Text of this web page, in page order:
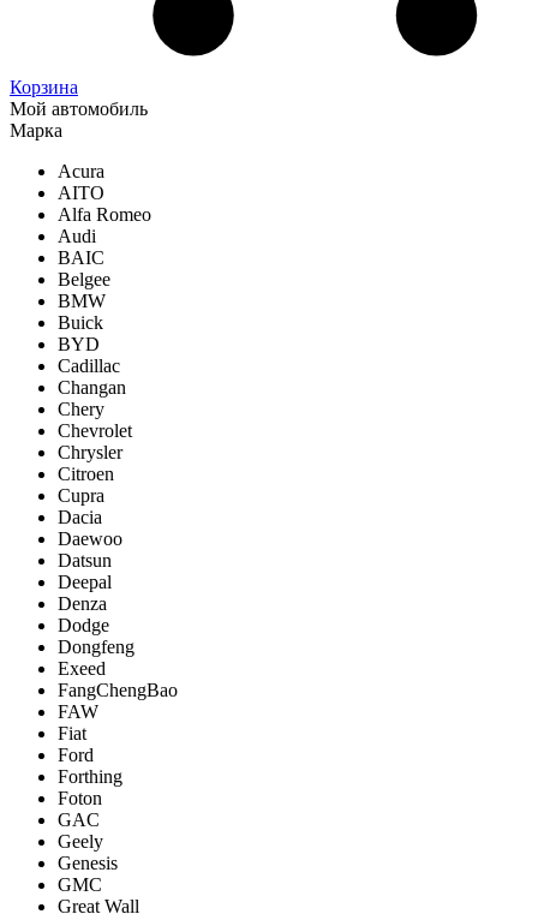
Корзина
Мой автомобиль
Марка
Acura
AITO
Alfa Romeo
Audi
BAIC
Belgee
BMW
Buick
BYD
Cadillac
Changan
Chery
Chevrolet
Chrysler
Citroen
Cupra
Dacia
Daewoo
Datsun
Deepal
Denza
Dodge
Dongfeng
Exeed
FangChengBao
FAW
Fiat
Ford
Forthing
Foton
GAC
Geely
Genesis
GMC
Great Wall